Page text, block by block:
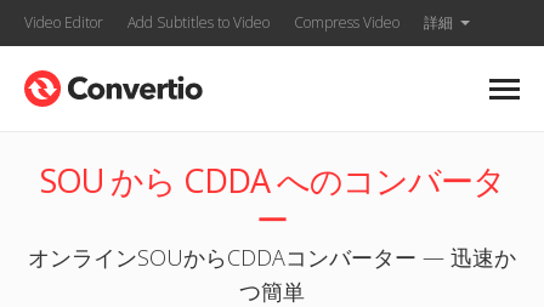
Video Editor Add Subtitles to Video Compress Video 詳細
SOU から CDDA へのコンバータ
ー
オンラインSOUからCDDAコンバーター — 迅速か
つ簡単